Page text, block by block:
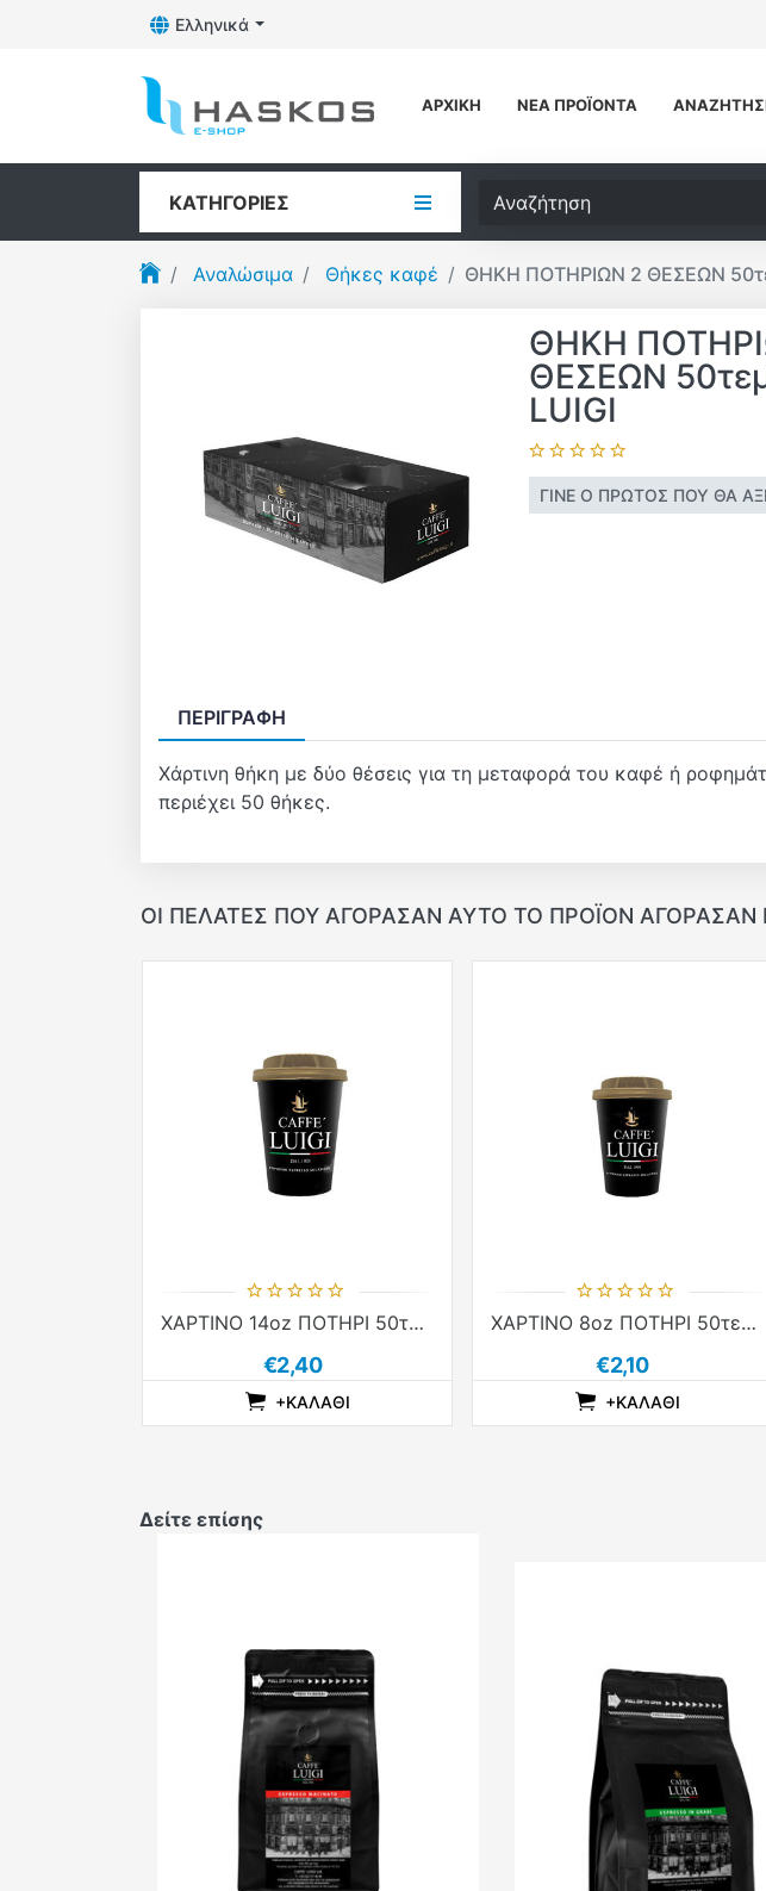
Ελληνικά
Toggle Dropdown
ΑΡΧΙΚΉ ΝΈΑ ΠΡΟΪΌΝΤΑ
ΚΑΤΗΓΟΡΊΕΣ
Αναζήτηση
Αναλώσιμα Θήκες καφέ ΘΗΚΗ ΠΟΤΗΡΙΩΝ 2 ΘΕΣΕΩΝ
ΘΗΚΗ
ΘΕΣΕΩΝ
LUIGI
ΓΊΝΕ Ο ΠΡΏΤΟΣ ΠΟΥ ΘΑ
ΠΕΡΙΓΡΑΦΉ
Χάρτινη θήκη με δύο θέσεις για τη μεταφορά του καφέ ή
περιέχει 50 θήκες.
ΟΙ ΠΕΛΆΤΕΣ ΠΟΥ ΑΓΌΡΑΣΑΝ ΑΥΤΌ ΤΟ ΠΡΟΪΌΝ ΑΓΌΡΑΣΑΝ
+ΚΑΛΆΘΙ
ADDTOCART
ΧΑΡΤΙΝΟ 14oz ΠΟΤΗΡΙ 50τεμ CAFFE' LUIGI
€2,40
ADDTOCOMPARELIST
ADDTOWISHLIST
+ΚΑΛΆΘΙ
ADDTOCART
ΧΑΡΤΙΝΟ 8oz ΠΟΤΗΡΙ 50τεμ CAFFE' LUIGI
€2,10
ADDTOCOMPARELIST
Δείτε επίσης